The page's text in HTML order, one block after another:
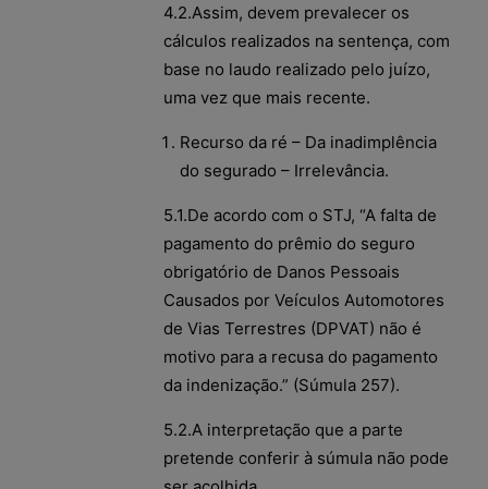
4.2.Assim, devem prevalecer os
cálculos realizados na sentença, com
base no laudo realizado pelo juízo,
uma vez que mais recente.
Recurso da ré – Da inadimplência
do segurado – Irrelevância.
5.1.De acordo com o STJ, “A falta de
pagamento do prêmio do seguro
obrigatório de Danos Pessoais
Causados por Veículos Automotores
de Vias Terrestres (DPVAT) não é
motivo para a recusa do pagamento
da indenização.” (Súmula 257).
5.2.A interpretação que a parte
pretende conferir à súmula não pode